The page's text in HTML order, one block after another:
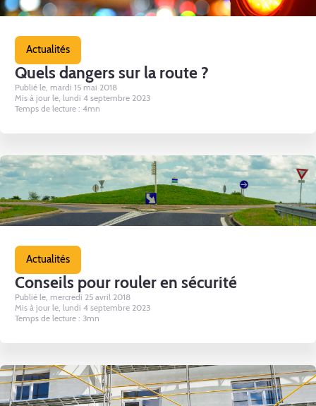
Actualités
Quels dangers sur la route ?
Publié le, mardi 15 mai 2018
Mis à jour le, lundi 4 septembre 2023
Temps de lecture : 4mn
Actualités
Conseils pour rouler en sécurité
Publié le, mercredi 25 avril 2018
Mis à jour le, lundi 4 septembre 2023
Temps de lecture : 3mn